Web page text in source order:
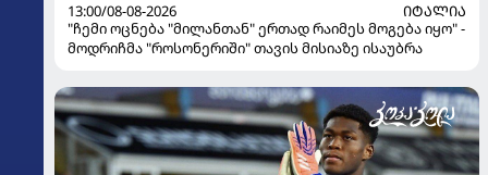
13:00/08-08-2026
ᲘᲢᲐᲚᲘᲐ
"ჩემი ოცნება "მილანთან" ერთად რაიმეს მოგება იყო" -
მოდრიჩმა "როსონერიში" თავის მისიაზე ისაუბრა